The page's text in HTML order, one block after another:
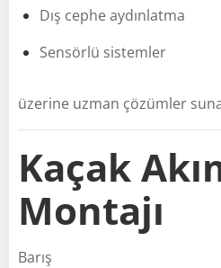
Dış cephe aydınlatma
Sensörlü sistemler
üzerine uzman çözümler
Kaçak
Montajı
Barış